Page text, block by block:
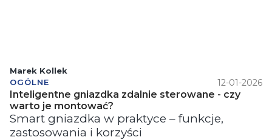
OGÓLNE 12-01-2026
Inteligentne gniazdka zdalnie sterowane - czy
warto je montować?
Smart gniazdka w praktyce – funkcje,
zastosowania i korzyści
Marek Kollek